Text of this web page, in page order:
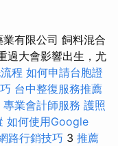
有限公司 飼料混合
過大會影響出生，尤
程 如何申請台胞證
台中整復服務推薦
專業會計師服務 護照
如何使用Google
路行銷技巧 3 推薦